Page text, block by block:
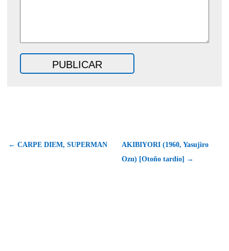
← CARPE DIEM, SUPERMAN
AKIBIYORI (1960, Yasujiro
Ozu) [Otoño tardío] →